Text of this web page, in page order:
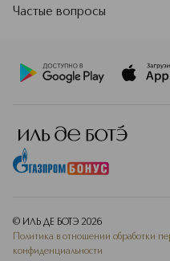
Частые вопросы
© ИЛЬ ДЕ БОТЭ 2026
Политика в отношении обработки
конфиденциальности